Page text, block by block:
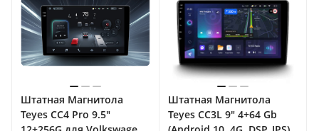
Штатная Магнитола
Teyes CC4 Pro 9.5"
Штатная Магнитола
Teyes CC3L 9" 4+64 Gb